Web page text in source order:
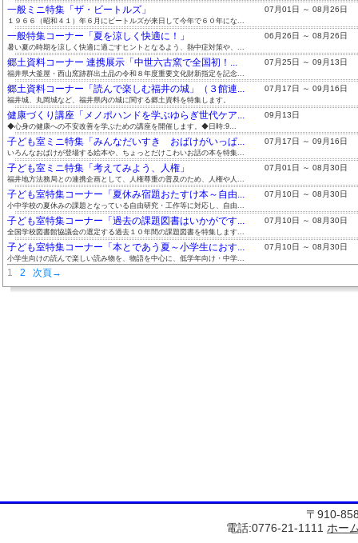
一般ミニ特集「ザ・ビートルズ」 07月01日 ～ 08月26日
１９６６（昭和４１）年６月にビートルズが来日して今年で６０年にな...
一般特集コーナー「夏を涼しく快適に！」 06月26日 ～ 08月26日
暑い夏の時期を涼しく快適に過ごすヒントとなるよう、熱中症対策や、...
郷土資料コーナー 連携展示「中世六古窯で全国初！... 07月25日 ～ 09月13日
福井県大釜屋・西山窯跡群出土品の令和８年度重要文化財新指定を記念...
郷土資料コーナー「読んで楽しむ福井の城」（３館連... 07月17日 ～ 09月16日
福井城、丸岡城など、福井県内の城に関する郷土資料を特集します。
健康づくり講座「メノポハンドを学ぶゆらぎ世代ケア... 09月13日
◆心身の健康への不安改善を学ぶための講座を開催します。◆日時:9...
子ども室ミニ特集「みんなだいすき おばけがいっぱ... 07月17日 ～ 09月16日
いろんなおばけが登場する絵本や、ちょっとだけこわいお話の本を特集...
子ども室ミニ特集「考えてみよう、人権」 07月01日 ～ 08月30日
福井地方法務局との連携企画として、人権尊重の普及のため、人権や人...
子ども室特集コーナー「夏休み宿題おたすけ本～自由... 07月10日 ～ 08月30日
小中学校の夏休みの課題となっている自由研究・工作等に対応し、自由...
子ども室特集コーナー「過去の課題図書はいかがです... 07月10日 ～ 08月30日
全国学校図書館協議会の選定する過去１０年間の課題図書を特集します...
子ども室特集コーナー「本とであう夏～小学生におす... 07月10日 ～ 08月30日
小学生向けの読んで楽しい読み物を、物語を中心に、低学年向け・中学...
1 2 次頁→
〒910-
電話:0776-21-1111 ホー